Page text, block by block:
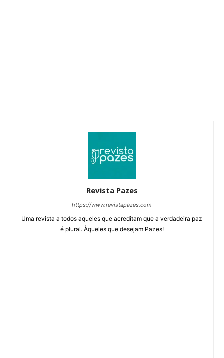
Revista Pazes
https://www.revistapazes.com
Uma revista a todos aqueles que acreditam que a verdadeira paz
é plural. Àqueles que desejam Pazes!